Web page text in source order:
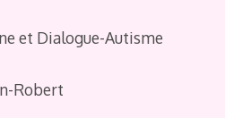
et Dialogue-Autisme
Robert